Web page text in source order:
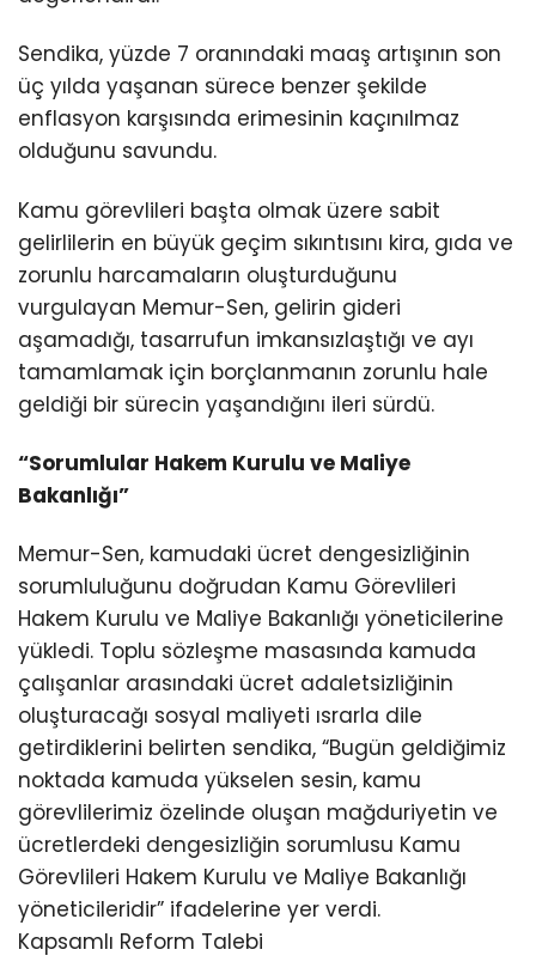
Sendika, yüzde 7 oranındaki maaş artışının son
üç yılda yaşanan sürece benzer şekilde
enflasyon karşısında erimesinin kaçınılmaz
olduğunu savundu.
Kamu görevlileri başta olmak üzere sabit
gelirlilerin en büyük geçim sıkıntısını kira, gıda ve
zorunlu harcamaların oluşturduğunu
vurgulayan Memur-Sen, gelirin gideri
aşamadığı, tasarrufun imkansızlaştığı ve ayı
tamamlamak için borçlanmanın zorunlu hale
geldiği bir sürecin yaşandığını ileri sürdü.
“Sorumlular Hakem Kurulu ve Maliye
Bakanlığı”
Memur-Sen, kamudaki ücret dengesizliğinin
sorumluluğunu doğrudan Kamu Görevlileri
Hakem Kurulu ve Maliye Bakanlığı yöneticilerine
yükledi. Toplu sözleşme masasında kamuda
çalışanlar arasındaki ücret adaletsizliğinin
oluşturacağı sosyal maliyeti ısrarla dile
getirdiklerini belirten sendika, “Bugün geldiğimiz
noktada kamuda yükselen sesin, kamu
görevlilerimiz özelinde oluşan mağduriyetin ve
ücretlerdeki dengesizliğin sorumlusu Kamu
Görevlileri Hakem Kurulu ve Maliye Bakanlığı
yöneticileridir” ifadelerine yer verdi.
Kapsamlı Reform Talebi